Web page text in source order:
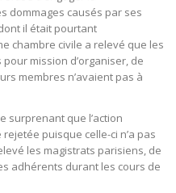
dommages causés par ses
il était pourtant
chambre civile a relevé que les
mission d’organiser, de
membres n’avaient pas à
surprenant que l’action
puisque celle-ci n’a pas
les magistrats parisiens, de
adhérents durant les cours de